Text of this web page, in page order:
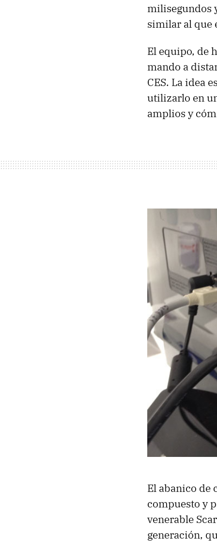
milisegundos
similar al que
El equipo, de
mando a
CES. La idea
utilizarlo en
amplios y
El abanico de
compuesto y
venerable
generación,